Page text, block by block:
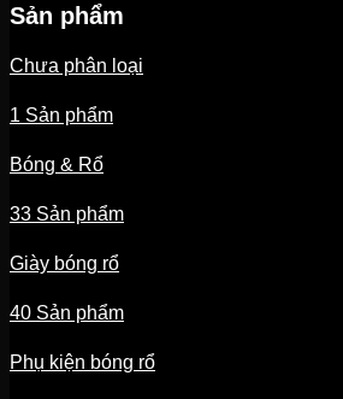
Sản phẩm
Chưa phân loại
1 Sản phẩm
Bóng & Rổ
33 Sản phẩm
Giày bóng rổ
40 Sản phẩm
Phụ kiện bóng rổ